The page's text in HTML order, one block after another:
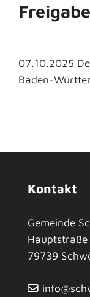
07.10.2025
Baden-
Kontakt
Gemeinde
Hauptstraße
79739